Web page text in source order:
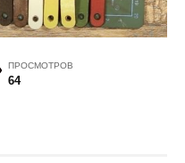
ПРОСМОТРОВ
64